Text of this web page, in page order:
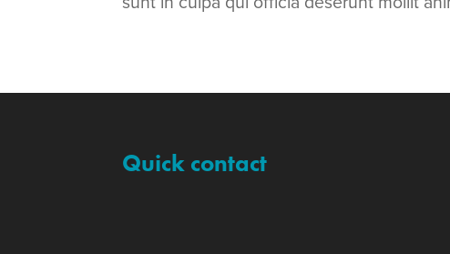
Quick contact